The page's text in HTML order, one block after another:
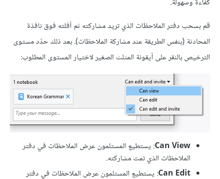
كفاءة وسهولة.
قم بسحب دفتر الملاحظات الذي تريد مشاركته ثم أفلته فوق نافذة
المحادثة (بنفس الطريقة عند مشاركة الملاحظات). بعد ذلك حدّد مستوى
الترخيص بالنقر على أيقونة المثلث الصغير لاختيار المستوى المطلوب:
Can View: يستطيع المستلمون عرض الملاحظات في دفتر
الملاحظات الذي تمت مشاركته.
Can Edit: يستطيع المستلمون عرض الملاحظات في دفتر